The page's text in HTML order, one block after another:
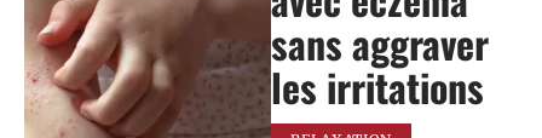
sans aggraver
les irritations